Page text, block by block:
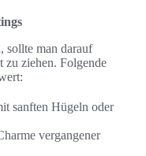
sollte man darauf
zu ziehen. Folgende
sanften Hügeln oder
vergangener